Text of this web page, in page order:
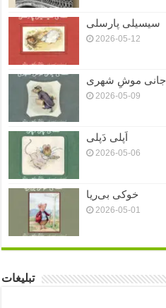
سیسیلی پارسلی
2026-05-12
جانی موشِ شهری
2026-05-09
اَپلی دَپلی
2026-05-06
خوکی بی‌ریا
2026-05-01
تبلیغات